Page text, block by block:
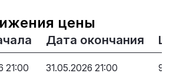
цены
Дата окончания
21:00 31.05.2026 21:00